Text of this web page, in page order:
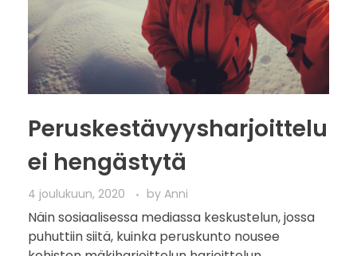
Peruskestävyysharjoittelu
ei hengästytä
4 joulukuun, 2020 by Anni
Näin sosiaalisessa mediassa keskustelun, jossa
puhuttiin siitä, kuinka peruskunto nousee